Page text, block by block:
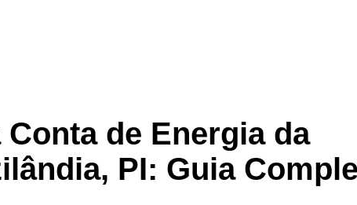
de Energia da
PI: Guia